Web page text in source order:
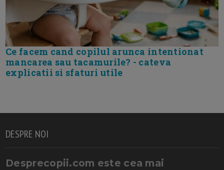
Ce facem cand copilul arunca intentionat
mancarea sau tacamurile? - cateva
explicatii si sfaturi utile
DESPRE NOI
Desprecopii.com este cea mai